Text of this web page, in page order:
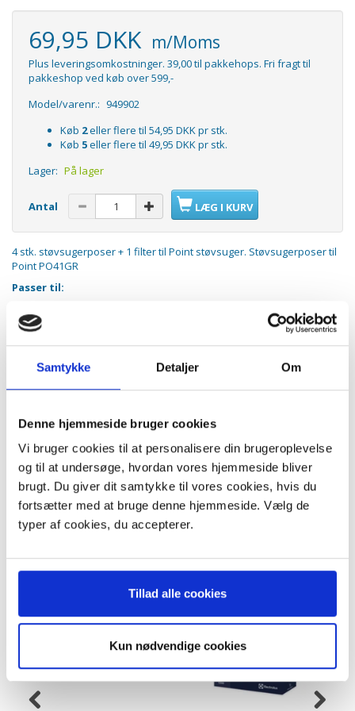
Samtykke Detaljer Om
Denne hjemmeside bruger cookies
Vi bruger cookies til at personalisere din brugeroplevelse
og til at undersøge, hvordan vores hjemmeside bliver
brugt. Du giver dit samtykke til vores cookies, hvis du
fortsætter med at bruge denne hjemmeside. Vælg de
typer af cookies, du accepterer.
Tillad alle cookies
Kun nødvendige cookies
69,95 DKK m/Moms
Plus leveringsomkostninger. 39,00 til pakkehops. Fri fragt til
pakkeshop ved køb over 599,-
Model/varenr.: 949902
Køb 2eller flere til 54,95 DKKpr stk.
Køb 5eller flere til 49,95 DKKpr stk.
Lager: På lager
Antal LÆG I KURV
4 stk. støvsugerposer + 1 filter til Point støvsuger. Støvsugerposer til
Point PO41GR
Passer til:
Point PRO PRO55GR
Indhold:
1 stk. filter
Papforstykket måler: 109 x 99 mm.
ANDRE KØBTE OGSÅ